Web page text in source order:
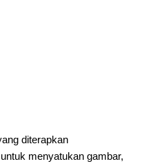
diterapkan
menyatukan gambar,